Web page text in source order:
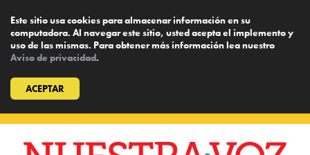
Este sitio usa cookies para almacenar información en su
computadora. Al navegar este sitio, usted acepta el implemento y
uso de las mismas. Para obtener más información lea nuestro
Aviso de privacidad.
ACEPTAR
content